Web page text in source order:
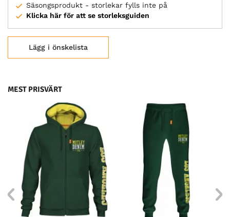
Säsongsprodukt - storlekar fylls inte på
Klicka här för att se storleksguiden
Lägg i önskelista
MEST PRISVÄRT